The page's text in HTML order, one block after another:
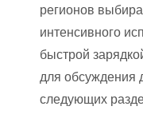
регионов
интенсивного
быстрой
для обсуждения
следующих